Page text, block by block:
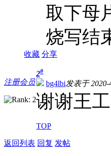
取下母
烧写结
收藏 分享
注册会员
2#
bg4lbi发表于 2020-
谢谢王工
TOP
返回列表 回复 发帖